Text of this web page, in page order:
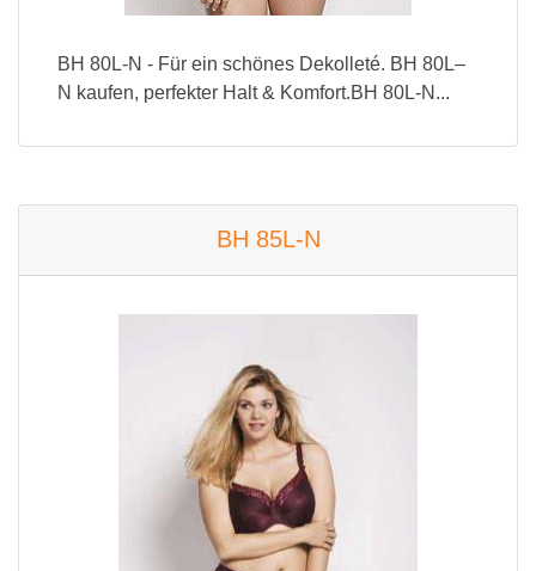
BH 80L-N - Für ein schönes Dekolleté. BH 80L–
N kaufen, perfekter Halt & Komfort.BH 80L-N...
BH 85L-N